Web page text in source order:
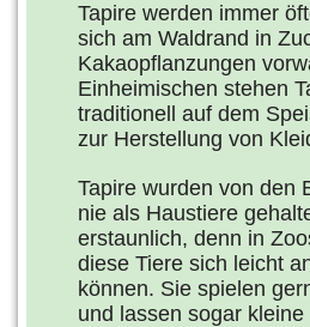
Tapire werden immer
sich am Waldrand in
Kakaopflanzungen
Einheimischen stehen
traditionell auf dem
zur Herstellung von
Tapire wurden von den
nie als Haustiere
erstaunlich, denn in
diese Tiere sich leicht
können. Sie spielen
und lassen sogar